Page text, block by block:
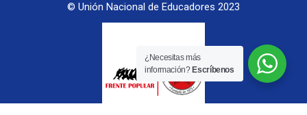
© Unión Nacional de Educadores 2023
¿Necesitas más
información? Escríbenos